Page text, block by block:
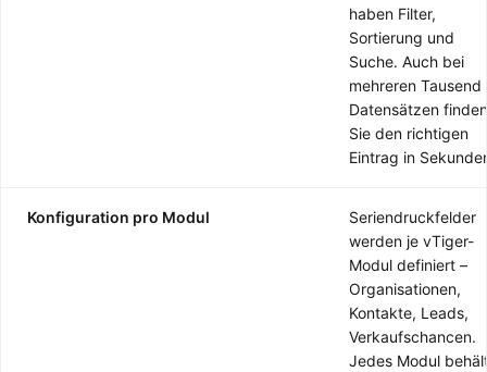
haben Filter,
Sortierung und
Suche. Auch bei
mehreren Tausend
Datensätzen finden
Sie den richtigen
Eintrag in
Konfiguration pro Modul
Seriendruckfelder
werden je vTiger-
Modul definiert –
Organisationen,
Kontakte, Leads,
Verkaufschancen.
Jedes Modul